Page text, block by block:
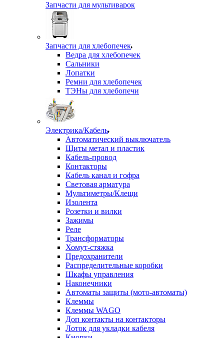
Запчасти для мультиварок
Запчасти для хлебопечек
Ведра для хлебопечек
Сальники
Лопатки
Ремни для хлебопечек
ТЭНы для хлебопечи
Электрика/Кабель
Автоматический выключатель
Щиты метал и пластик
Кабель-провод
Контакторы
Кабель канал и гофра
Световая арматура
Мультиметры/Клещи
Изолента
Розетки и вилки
Зажимы
Реле
Трансформаторы
Хомут-стяжка
Предохранители
Распределительные коробки
Шкафы управления
Наконечники
Автоматы защиты (мото-автоматы)
Клеммы
Клеммы WAGO
Доп контакты на контакторы
Лоток для укладки кабеля